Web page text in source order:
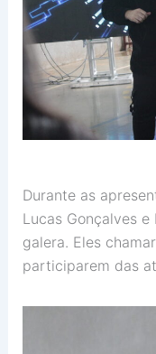
Durante as
Lucas Gonçalves
galera. Eles
participarem das